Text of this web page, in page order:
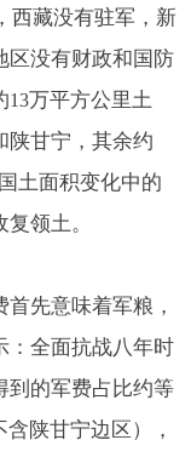
西藏没有驻军，新
区没有财政和国防
13万平方公里土
陕甘宁，其余约
土面积变化中的
领土。
先意味着军粮，
：全面抗战八年时
到的军费占比约等
陕甘宁边区），